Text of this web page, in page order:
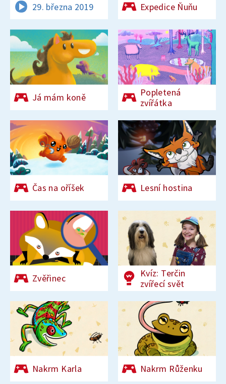
29. března 2019 Expedice Ňuňu
Já mám koně
Popletená
zvířátka
Čas na oříšek Lesní hostina
Zvěřinec
Kvíz: Terčin
zvířecí svět
Nakrm Karla Nakrm Růženku